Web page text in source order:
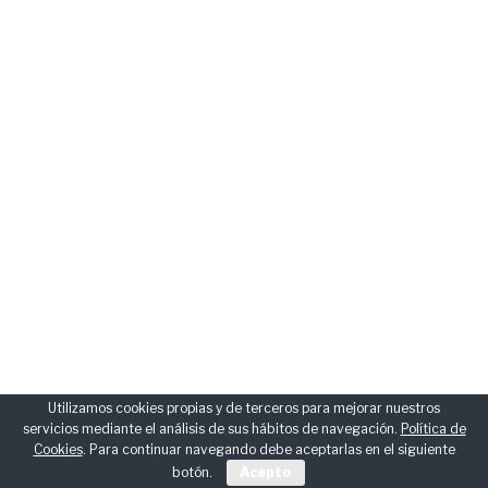
Utilizamos cookies propias y de terceros para mejorar nuestros
servicios mediante el análisis de sus hábitos de navegación. Política de
Cookies. Para continuar navegando debe aceptarlas en el siguiente
botón.